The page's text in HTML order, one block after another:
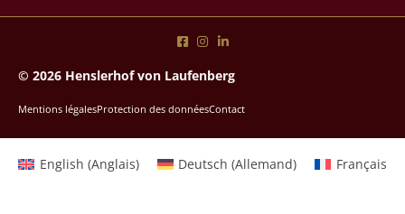
© 2026 Henslerhof von Laufenberg
Mentions légalesProtection des donnéesContact
English (Anglais) Deutsch (Allemand) Français